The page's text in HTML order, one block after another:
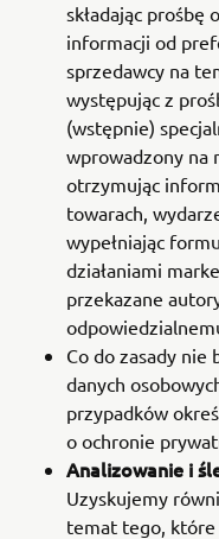
składając prośbę
informacji od
sprzedawcy na
występując z
(wstępnie)
wprowadzony na
otrzymując
towarach,
wypełniając
działaniami
przekazane
Co do zasady nie
danych
przypadków
o ochronie
Analizowanie i
Uzyskujemy
temat tego, które